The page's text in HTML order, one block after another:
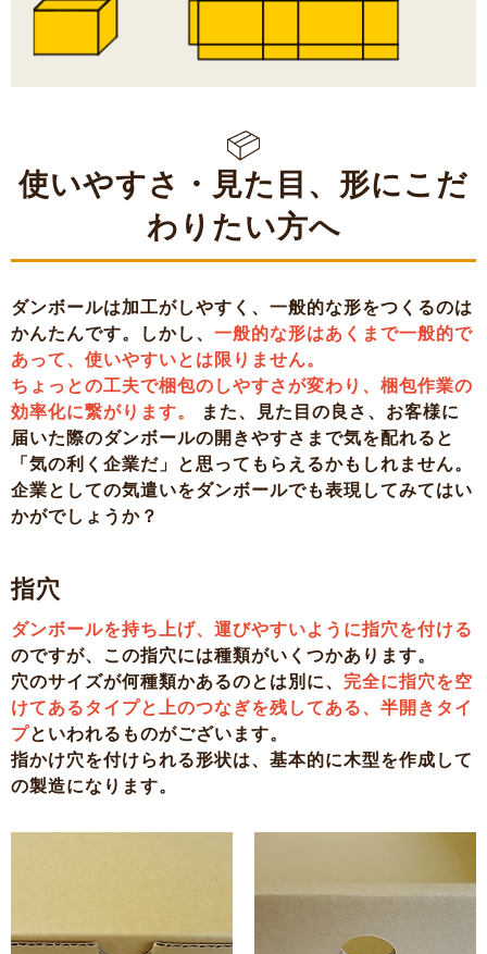
使いやすさ・見た目、形にこだ
わりたい方へ
ダンボールは加工がしやすく、一般的な形をつくるのは
かんたんです。しかし、 一般的な形はあくまで一般的で
あって、使いやすいとは限りません。
ちょっとの工夫で梱包のしやすさが変わり、梱包作業の
効率化に繋がります。
また、見た目の良さ、お客様に
届いた際のダンボールの開きやすさまで気を配れると
「気の利く企業だ」と思ってもらえるかもしれません。
企業としての気遣いをダンボールでも表現してみてはい
かがでしょうか？
指穴
ダンボールを持ち上げ、運びやすいように指穴を付ける
のですが、この指穴には種類がいくつかあります。
穴のサイズが何種類かあるのとは別に、 完全に指穴を空
けてあるタイプと上のつなぎを残してある、半開きタイ
プといわれるものがございます。
指かけ穴を付けられる形状は、基本的に木型を作成して
の製造になります。